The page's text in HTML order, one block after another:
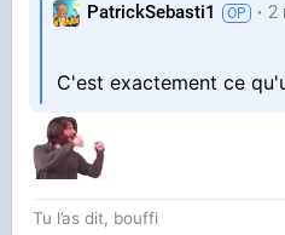
PatrickSebasti1 2
C'est exactement ce
Tu l’as dit, bouffi